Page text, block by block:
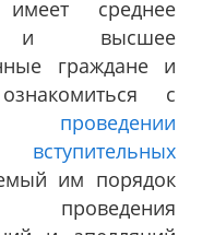
среднее
и высшее
граждане и
с
им порядок